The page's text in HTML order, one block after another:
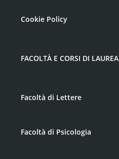
Cookie Policy
FACOLTÀ E CORSI DI LAUREA
Facoltà di Lettere
Facoltà di Psicologia